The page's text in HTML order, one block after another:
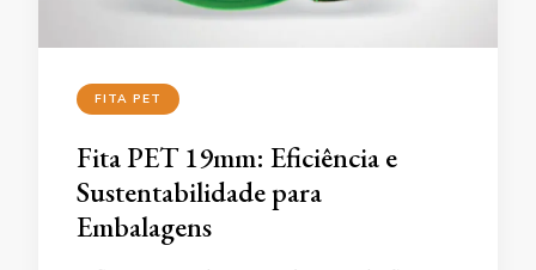
FITA PET
Fita PET 19mm: Eficiência e
Sustentabilidade para
Embalagens